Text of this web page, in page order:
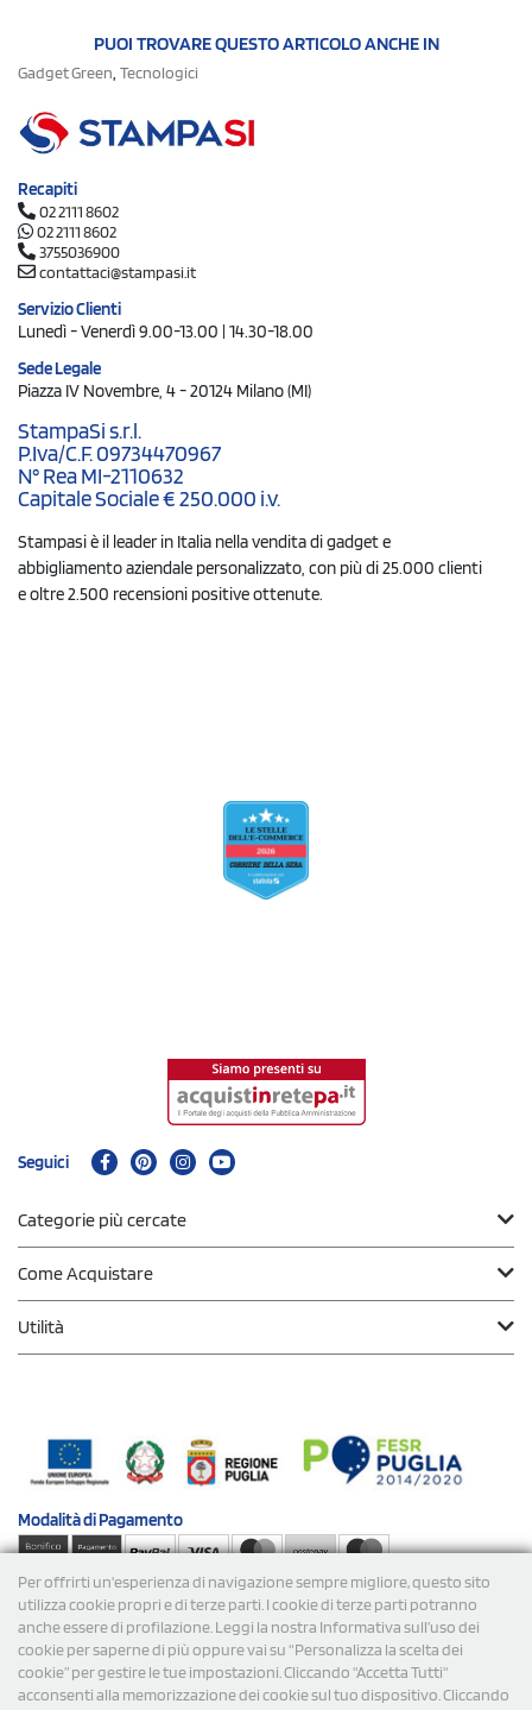
Per offrirti un'esperienza di navigazione sempre migliore, questo sito
utilizza cookie propri e di terze parti. I cookie di terze parti potranno
anche essere di profilazione. Leggi la nostra Informativa sull’uso dei
cookie per saperne di più oppure vai su “Personalizza la scelta dei
cookie” per gestire le tue impostazioni. Cliccando "Accetta Tutti"
acconsenti alla memorizzazione dei cookie sul tuo dispositivo. Cliccando
PUOI TROVARE QUESTO ARTICOLO ANCHE IN
Gadget Green, Tecnologici
Recapiti
02 2111 8602
02 2111 8602
3755036900
contattaci@stampasi.it
Servizio Clienti
Lunedì - Venerdì 9.00-13.00 | 14.30-18.00
Sede Legale
Piazza IV Novembre, 4 - 20124 Milano (MI)
StampaSi s.r.l.
P.Iva/C.F. 09734470967
N° Rea MI-2110632
Capitale Sociale € 250.000 i.v.
Stampasi è il leader in Italia nella vendita di gadget e
abbigliamento aziendale personalizzato, con più di 25.000 clienti
e oltre 2.500 recensioni positive ottenute.
Seguici
Categorie più cercate
Come Acquistare
Utilità
Modalità diPagamento
Spedizioni